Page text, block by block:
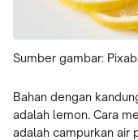
Sumber gambar:
Bahan dengan
adalah lemon. Cara
adalah campurkan air